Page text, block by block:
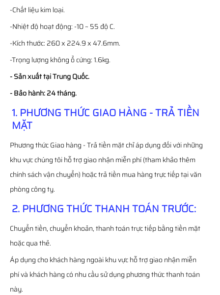
-Chất liệu kim loại.
-Nhiệt độ hoạt động: -10 ~ 55 độ C.
-Kích thước: 260 x 224.9 x 47.6mm.
-Trọng lượng không ổ cứng: 1.6kg.
- Sản xuất tại Trung Quốc.
- Bảo hành: 24 tháng.
1. PHƯƠNG THỨC GIAO HÀNG - TRẢ TIỀN
MẶT
Phương thức Giao hàng - Trả tiền mặt chỉ áp dụng đối với những
khu vực chúng tôi hỗ trợ giao nhận miễn phí (tham khảo thêm
chính sách vận chuyển) hoặc trả tiền mua hàng trực tiếp tại văn
phòng công ty.
2. PHƯƠNG THỨC THANH TOÁN TRƯỚC:
Chuyển tiền, chuyển khoản, thanh toán trực tiếp bằng tiền mặt
hoặc qua thẻ.
Áp dụng cho khách hàng ngoài khu vực hỗ trợ giao nhận miễn
phí và khách hàng có nhu cầu sử dụng phương thức thanh toán
này.